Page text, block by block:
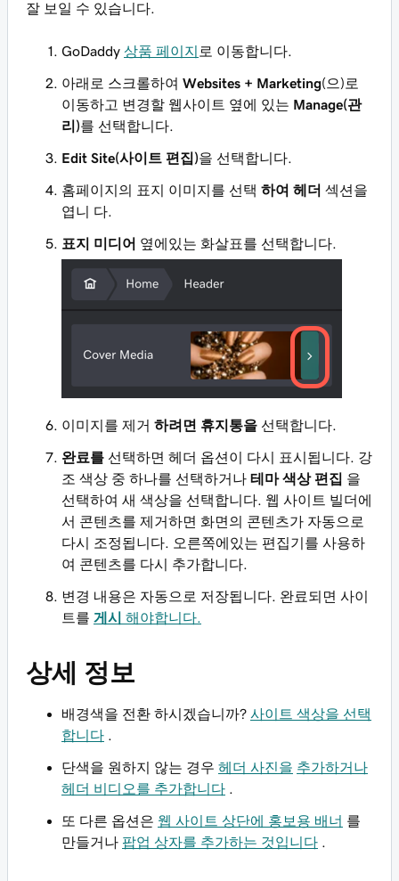
잘 보일 수 있습니다.
GoDaddy 상품 페이지 로 이동합니다.
아래로 스크롤하여 Websites + Marketing(으)로
이동하고 변경할 웹사이트 옆에 있는 Manage(관
리)를 선택합니다.
Edit Site(사이트 편집)을 선택합니다.
홈페이지의 표지 이미지를 선택 하여 헤더 섹션을
엽니 다.
표지 미디어 옆에있는 화살표를 선택합니다.
이미지를 제거 하려면 휴지통을 선택합니다.
완료를 선택하면 헤더 옵션이 다시 표시됩니다. 강
조 색상 중 하나를 선택하거나 테마 색상 편집 을
선택하여 새 색상을 선택합니다. 웹 사이트 빌더에
서 콘텐츠를 제거하면 화면의 콘텐츠가 자동으로
다시 조정됩니다. 오른쪽에있는 편집기를 사용하
여 콘텐츠를 다시 추가합니다.
변경 내용은 자동으로 저장됩니다. 완료되면 사이
트를 게시 해야합니다.
상세 정보
배경색을 전환 하시겠습니까? 사이트 색상을 선택
합니다
단색을 원하지 않는 경우 헤더 사진을 추가하거나
헤더 비디오를 추가합니다
또 다른 옵션은 웹 사이트 상단에 홍보용 배너 를
만들거나 팝업 상자를 추가하는 것입니다